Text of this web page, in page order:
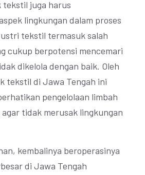
juga harus
lingkungan dalam proses
tekstil termasuk salah
cukup berpotensi mencemari
dikelola dengan baik. Oleh
tekstil di Jawa Tengah ini
pengelolaan limbah
tidak merusak lingkungan
kembalinya beroperasinya
di Jawa Tengah